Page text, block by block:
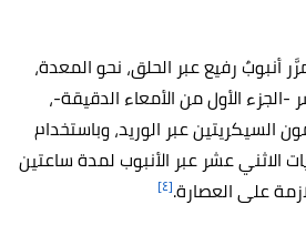
أنبوبٌ رفيع عبر الحلق، نحو المعدة،
الأول من الأمعاء الدقيقة-،
السيكريتين عبر الوريد، وباستخدام
الاثني عشر عبر الأنبوب لمدة ساعتين
على العصارة.[٤]